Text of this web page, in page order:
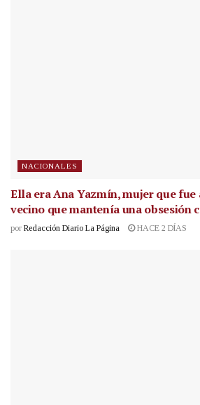
NACIONALES
Ella era Ana Yazmín, mujer que fue
vecino que mantenía una obsesión
por Redacción Diario La Página HACE 2 DÍAS